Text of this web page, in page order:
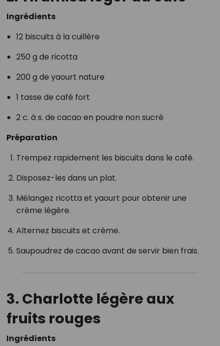
Ingrédients
12 biscuits à la cuillère
250 g de ricotta
200 g de yaourt nature
1 tasse de café fort
2 c. à s. de cacao en poudre non sucré
Préparation
Trempez rapidement les biscuits dans le café.
Disposez-les dans un plat.
Mélangez ricotta et yaourt pour obtenir une
crème légère.
Alternez biscuits et crème.
Saupoudrez de cacao avant de servir bien frais.
3. Charlotte légère aux
fruits rouges
Ingrédients